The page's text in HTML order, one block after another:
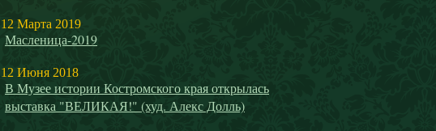
12 Марта 2019
Масленица-2019
12 Июня 2018
В Музее истории Костромского края открылась
выставка "ВЕЛИКАЯ!" (худ. Алекс Долль)